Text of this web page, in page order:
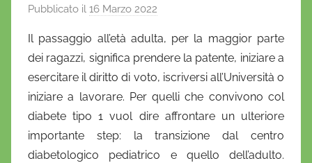
Pubblicato il 16 Marzo 2022
D
a
n
e
l
a
Il passaggio all’età adulta, per la maggior parte
dei ragazzi, significa prendere la patente, iniziare a
esercitare il diritto di voto, iscriversi all’Università o
iniziare a lavorare. Per quelli che convivono col
diabete tipo 1 vuol dire affrontare un ulteriore
importante step: la transizione dal centro
diabetologico pediatrico e quello dell’adulto.